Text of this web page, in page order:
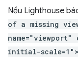
Nếu Lighthouse
of a missing
initial-scale=1">